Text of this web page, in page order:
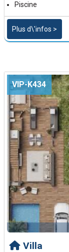
Piscine
Plus d\'infos >
VIP-K434
Villa